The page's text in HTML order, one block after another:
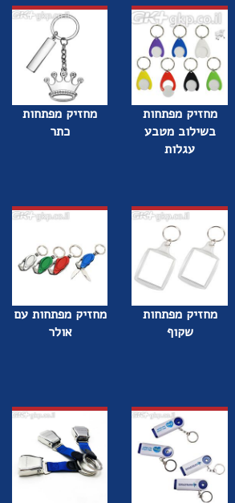
מחזיק מפתחות
בשילוב מטבע
עגלות
מחזיק מפתחות
כתר
מחזיק מפתחות
שקוף
מחזיק מפתחות עם
אולר